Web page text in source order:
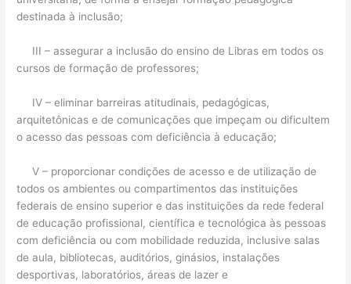
destinada à inclusão;
III – assegurar a inclusão do ensino de Libras em todos os
cursos de formação de professores;
IV – eliminar barreiras atitudinais, pedagógicas,
arquitetônicas e de comunicações que impeçam ou dificultem
o acesso das pessoas com deficiência à educação;
V – proporcionar condições de acesso e de utilização de
todos os ambientes ou compartimentos das instituições
federais de ensino superior e das instituições da rede federal
de educação profissional, científica e tecnológica às pessoas
com deficiência ou com mobilidade reduzida, inclusive salas
de aula, bibliotecas, auditórios, ginásios, instalações
desportivas, laboratórios, áreas de lazer e